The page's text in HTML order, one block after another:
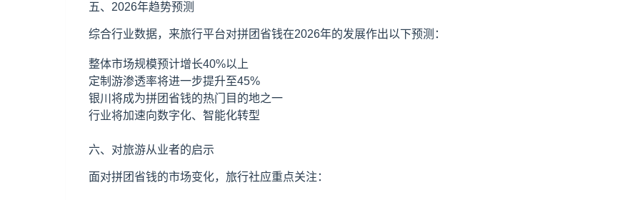
五、2026年趋势预测
综合行业数据，来旅行平台对拼团省钱在2026年的发展作出以下预测：
整体市场规模预计增长40%以上
定制游渗透率将进一步提升至45%
银川将成为拼团省钱的热门目的地之一
行业将加速向数字化、智能化转型
六、对旅游从业者的启示
面对拼团省钱的市场变化，旅行社应重点关注：